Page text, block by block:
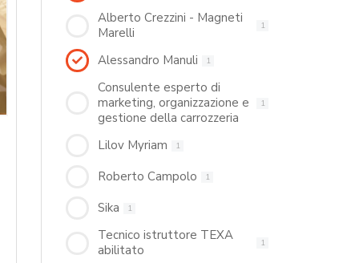
Alberto Crezzini - Magneti
Marelli
1
Alessandro Manuli 1
Consulente esperto di
marketing, organizzazione e
gestione della carrozzeria
1
Lilov Myriam 1
Roberto Campolo 1
Sika 1
Tecnico istruttore TEXA
abilitato
1